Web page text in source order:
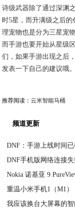
诗级武器除了通过深渊
时5星，而升满级之后
理宠物也是分为三星宠
而手游也要开始从星级
们，如果手游出现之后
发表一下自己的建议哦。
推荐阅读：云米智能马桶
频道更新
DNF：手游上线时间
DNF手机版网络连接
Nokia 诺基亚 9
重温小米手机1（M1
我应该换台大屏幕的智